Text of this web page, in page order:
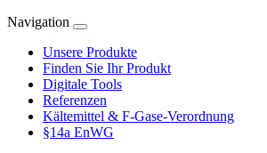
Navigation
Unsere Produkte
Finden Sie Ihr Produkt
Digitale Tools
Referenzen
Kältemittel & F-Gase-Verordnung
§14a EnWG